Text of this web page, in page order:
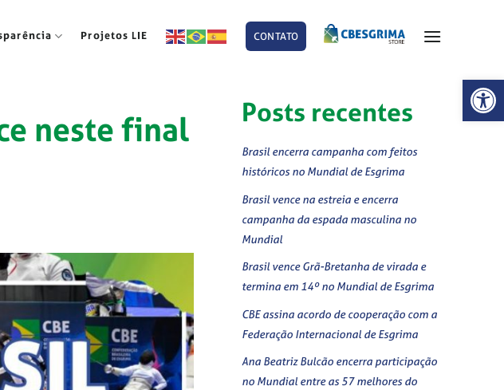
Abrir
Projetos LIE CONTATO
neste final
Posts recentes
Brasil encerra campanha com feitos
históricos no Mundial de Esgrima
Brasil vence na estreia e encerra
campanha da espada masculina no
Mundial
Brasil vence Grã-Bretanha de virada e
termina em 14º no Mundial de Esgrima
CBE assina acordo de cooperação com a
Federação Internacional de Esgrima
Ana Beatriz Bulcão encerra participação
no Mundial entre as 57 melhores do